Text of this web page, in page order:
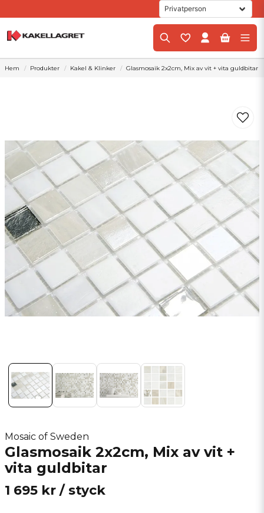
Hem Produkter Kakel & Klinker Glasmosaik 2x2cm, Mix av vit + vita guldbitar
Mosaic of Sweden
Glasmosaik 2x2cm, Mix av vit +
vita guldbitar
1 695 kr / styck